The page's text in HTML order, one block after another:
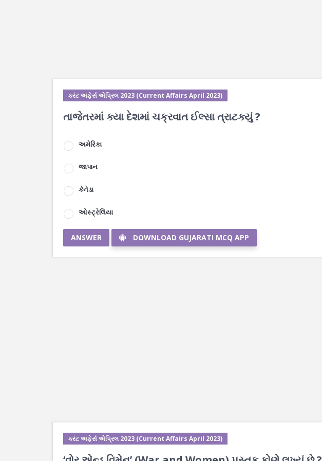
કરંટ અફેર્સ એપ્રિલ 2023 (Current Affairs April 2023)
તાજેતરમાં ક્યા દેશમાં ચક્રવાત ઈલ્સા ત્રાટક્યું ?
અમેરિકા
જાપાન
કેનેડા
ઓસ્ટ્રેલિયા
ANSWER DOWNLOAD GUJARATI MCQ APP
કરંટ અફેર્સ એપ્રિલ 2023 (Current Affairs April 2023)